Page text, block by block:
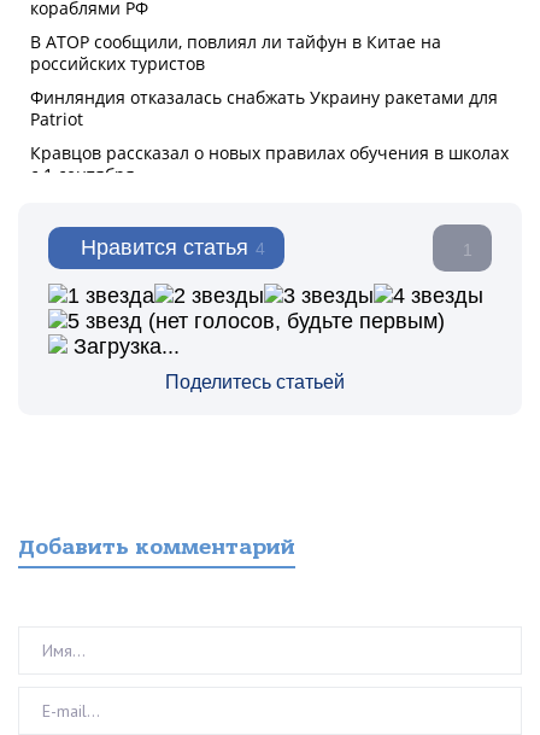
Нравится статья 4 1
Поделитесь статьей
(нет голосов, будьте первым)
Загрузка...
Добавить комментарий